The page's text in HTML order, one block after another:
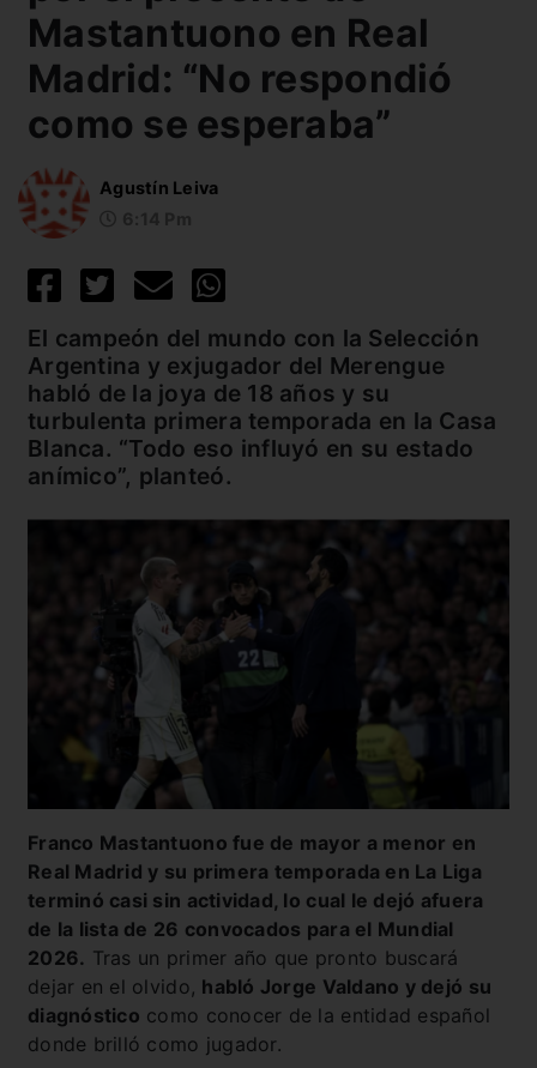
Mastantuono en Real
Madrid: “No respondió
como se esperaba”
Agustín Leiva
El campeón del mundo con la Selección
Argentina y exjugador del Merengue
habló de la joya de 18 años y su
turbulenta primera temporada en la Casa
Blanca. “Todo eso influyó en su estado
anímico”, planteó.
Franco Mastantuono fue de mayor a menor en
Real Madrid y su primera temporada en La Liga
terminó casi sin actividad, lo cual le dejó afuera
de la lista de 26 convocados para el Mundial
2026. Tras un primer año que pronto buscará
dejar en el olvido, habló Jorge Valdano y dejó su
diagnóstico como conocer de la entidad español
donde brilló como jugador.